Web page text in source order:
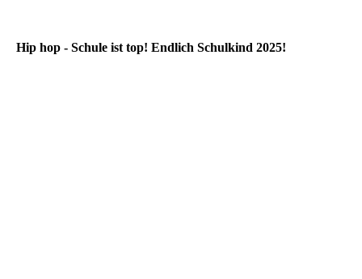
Hip hop - Schule ist top! Endlich Schulkind 2025!